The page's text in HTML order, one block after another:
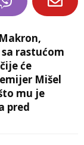
rastućom
će
Mišel
mu je
pred